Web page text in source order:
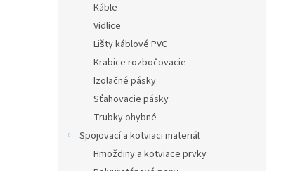
Káble
Vidlice
Lišty káblové PVC
Krabice rozbočovacie
Izolačné pásky
Sťahovacie pásky
Trubky ohybné
Spojovací a kotviaci materiál
Hmoždiny a kotviace prvky